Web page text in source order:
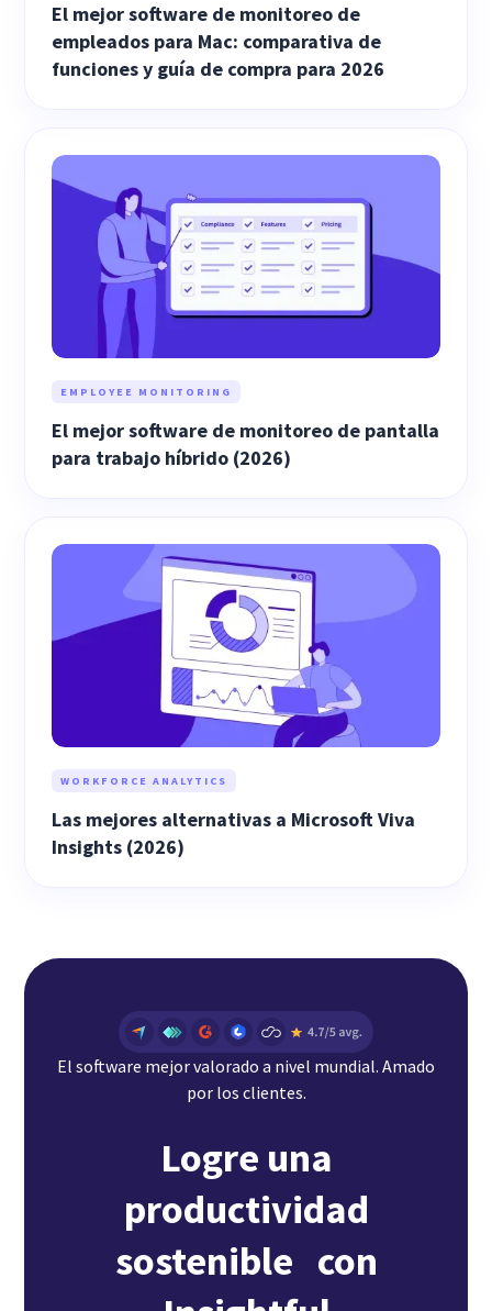
El mejor software de monitoreo de
empleados para Mac: comparativa de
funciones y guía de compra para 2026
EMPLOYEE MONITORING
El mejor software de monitoreo de pantalla
para trabajo híbrido (2026)
WORKFORCE ANALYTICS
Las mejores alternativas a Microsoft Viva
Insights (2026)
El software mejor valorado a nivel mundial. Amado
por los clientes.
Logre una
productividad
sostenible con